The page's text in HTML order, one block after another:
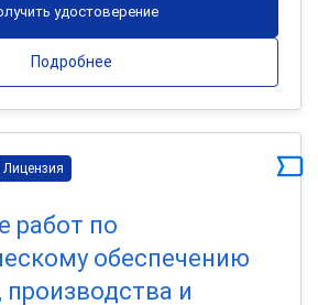
удостоверение
Подробнее
Лицензия
работ по
обеспечению
производства и